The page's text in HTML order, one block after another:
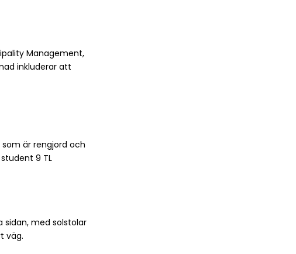
Management,
inkluderar att
är rengjord och
9 TL
med solstolar
väg.